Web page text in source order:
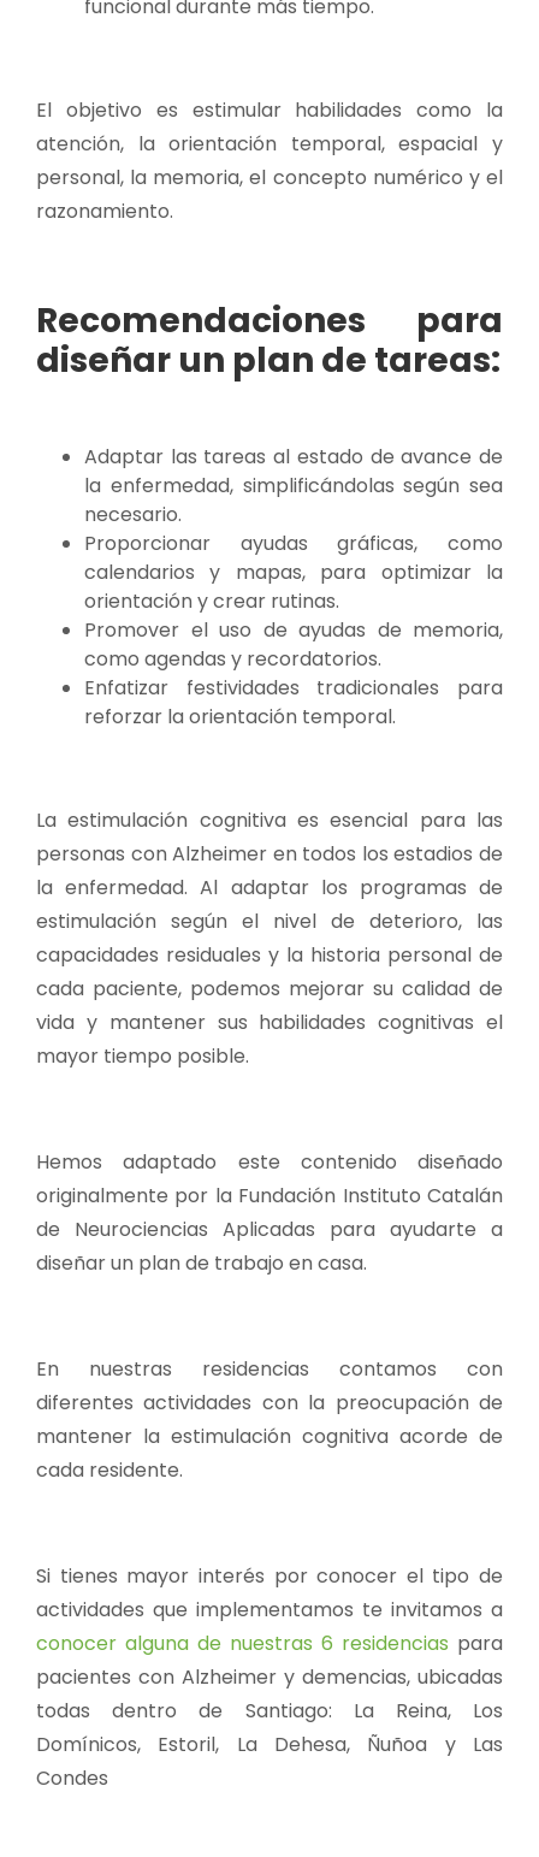
funcional durante más tiempo.
El objetivo es estimular habilidades como la
atención, la orientación temporal, espacial y
personal, la memoria, el concepto numérico y el
razonamiento.
Recomendaciones para
diseñar un plan de tareas:
Adaptar las tareas al estado de avance de
la enfermedad, simplificándolas según sea
necesario.
Proporcionar ayudas gráficas, como
calendarios y mapas, para optimizar la
orientación y crear rutinas.
Promover el uso de ayudas de memoria,
como agendas y recordatorios.
Enfatizar festividades tradicionales para
reforzar la orientación temporal.
La estimulación cognitiva es esencial para las
personas con Alzheimer en todos los estadios de
la enfermedad. Al adaptar los programas de
estimulación según el nivel de deterioro, las
capacidades residuales y la historia personal de
cada paciente, podemos mejorar su calidad de
vida y mantener sus habilidades cognitivas el
mayor tiempo posible.
Hemos adaptado este contenido diseñado
originalmente por la Fundación Instituto Catalán
de Neurociencias Aplicadas para ayudarte a
diseñar un plan de trabajo en casa.
En nuestras residencias contamos con
diferentes actividades con la preocupación de
mantener la estimulación cognitiva acorde de
cada residente.
Si tienes mayor interés por conocer el tipo de
actividades que implementamos te invitamos a
conocer alguna de nuestras 6 residencias para
pacientes con Alzheimer y demencias, ubicadas
todas dentro de Santiago: La Reina, Los
Domínicos, Estoril, La Dehesa, Ñuñoa y Las
Condes